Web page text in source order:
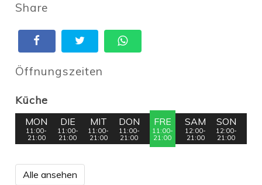
Share
Öffnungszeiten
Küche
MON
11:00-
21:00
DIE
11:00-
21:00
MIT
11:00-
21:00
DON
11:00-
21:00
FRE
11:00-
21:00
SAM
12:00-
21:00
SON
12:00-
21:00
Alle ansehen